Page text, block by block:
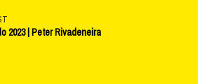
2023 | Peter Rivadeneira